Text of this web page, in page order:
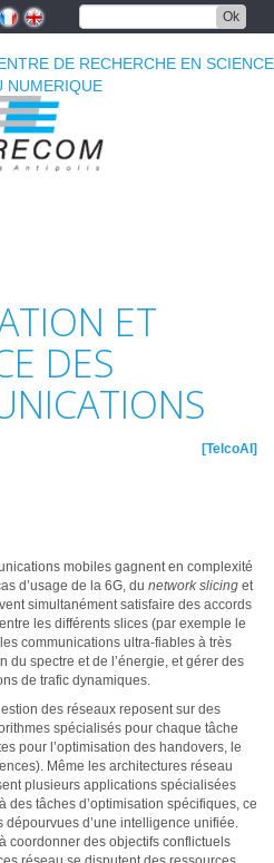
Ok
DE RECHERCHE EN
NUMERIQUE
ET
DES
TelcoAI
mobiles gagnent en complexité
d’usage de la 6G, du network slicing et
simultanément satisfaire des accords
les différents slices (par exemple le
communications ultra-fiables à très
du spectre et de l’énergie, et gérer des
de trafic dynamiques.
des réseaux reposent sur des
spécialisés pour chaque tâche
pour l’optimisation des handovers, le
Même les architectures réseau
plusieurs applications spécialisées
des tâches d’optimisation spécifiques, ce
d’une intelligence unifiée.
coordonner des objectifs conflictuels